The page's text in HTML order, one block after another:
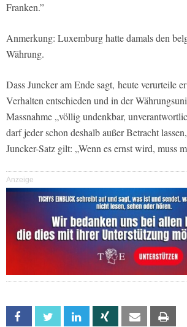
Franken.”
Anmerkung: Luxemburg hatte damals den
Währung.
Dass Juncker am Ende sagt, heute verurteile
Verhalten entschieden und in der
Massnahme „völlig undenkbar,
darf jeder schon deshalb außer Betracht
Juncker-Satz gilt: „Wenn es ernst wird, muss
Anzeige
Facebook Twitter Linkedin Xing Email